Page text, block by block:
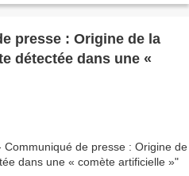
presse : Origine de la
détectée dans une «